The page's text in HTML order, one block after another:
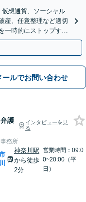
仮想通貨、ソーシャル
産、任意整理など適切
一時的にストップする
可】
ールでお問い合わせ
弁護
インタビューを見
る
務所
神奈川駅
から徒歩
2分
営業時間：09:0
0~20:00（平
日）